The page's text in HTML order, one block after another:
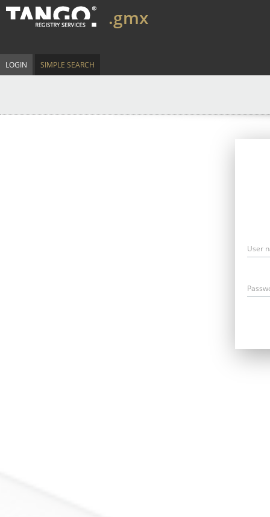
.gmx
LOGIN SIMPLE SEARCH
User